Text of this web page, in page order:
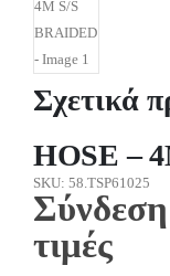
Σχετικά
HOSE –
SKU: 58.TSP61025
Σύνδεση
τιμές